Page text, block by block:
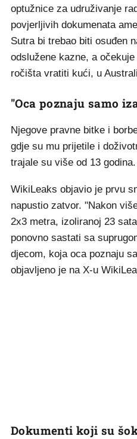
optužnice za udruživanje
povjerljivih dokumenata
Sutra bi trebao biti osuđen
odslužene kazne, a
ročišta vratiti kući, u
"Oca poznaju samo
Njegove pravne bitke i
gdje su mu prijetile i
trajale su više od 13 godina.
WikiLeaks objavio je prvu
napustio zatvor. "Nakon
2x3 metra, izoliranoj 23
ponovno sastati sa
djecom, koja oca poznaju
objavljeno je na X-u
Dokumenti koji su